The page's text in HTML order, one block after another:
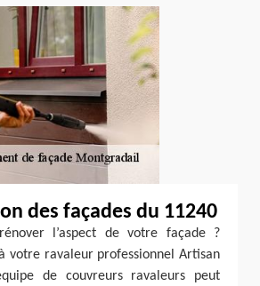
des façades du 11240
l’aspect de votre façade ?
votre ravaleur professionnel Artisan
de couvreurs ravaleurs peut